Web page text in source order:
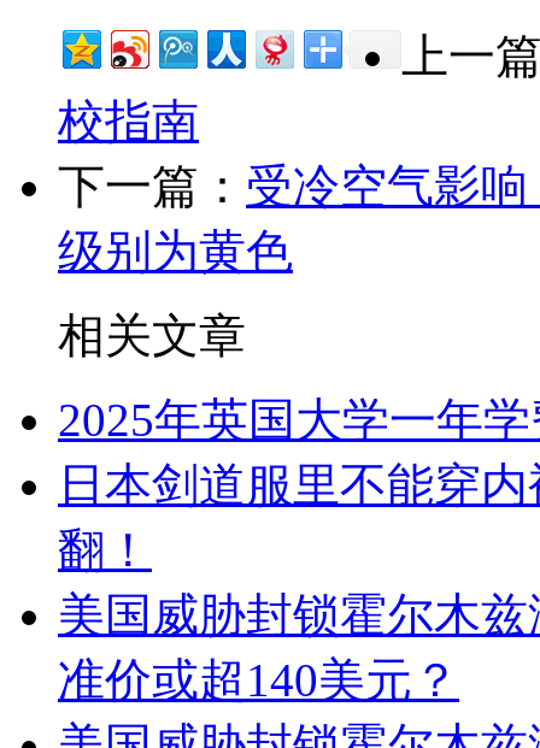
上一
校指南
下一篇： 受冷空气影
级别为黄色
相关文章
2025年英国大学一年
日本剑道服里不能穿
翻！
美国威胁封锁霍尔木
准价或超140美元？